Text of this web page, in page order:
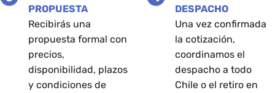
PROPUESTA
Recibirás una
propuesta formal con
precios,
disponibilidad, plazos
y condiciones de
DESPACHO
Una vez confirmada
la cotización,
coordinamos el
despacho a todo
Chile o el retiro en